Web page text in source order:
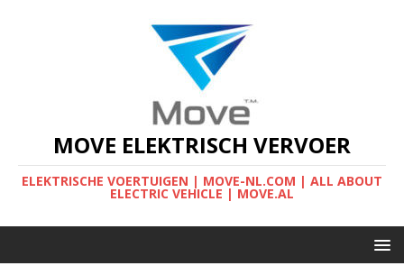
MOVE ELEKTRISCH VERVOER
ELEKTRISCHE VOERTUIGEN | MOVE-NL.COM | ALL ABOUT
ELECTRIC VEHICLE | MOVE.AL